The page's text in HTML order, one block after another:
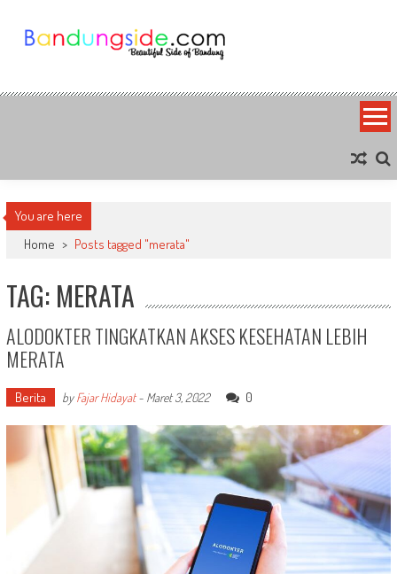
content
Bandung Side
You are here
Home > Posts tagged "merata"
TAG: MERATA
ALODOKTER TINGKATKAN AKSES KESEHATAN LEBIH
MERATA
Berita byFajar Hidayat- Maret 3, 2022 0